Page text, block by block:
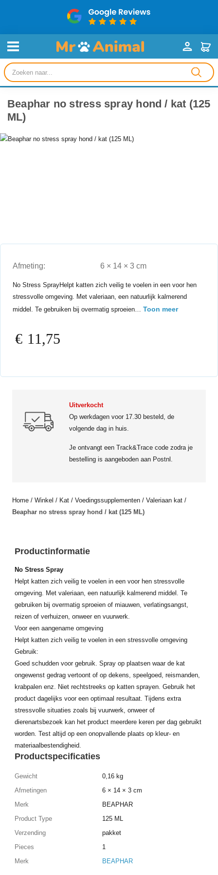
Producten
zoeken
Beaphar no stress spray hond / kat (125
ML)
Afmeting: 6 × 14 × 3 cm
No Stress SprayHelpt katten zich veilig te voelen in een voor hen
stressvolle omgeving. Met valeriaan, een natuurlijk kalmerend
middel. Te gebruiken bij overmatig sproeien… Toon meer
€ 11,75
Uitverkocht
Op werkdagen voor 17.30 besteld, de
volgende dag in huis.
Je ontvangt een Track&Trace code zodra je
bestelling is aangeboden aan Postnl.
Home / Winkel / Kat / Voedingssupplementen / Valeriaan kat /
Beaphar no stress spray hond / kat (125 ML)
Productinformatie
No Stress Spray
Helpt katten zich veilig te voelen in een voor hen stressvolle
omgeving. Met valeriaan, een natuurlijk kalmerend middel. Te
gebruiken bij overmatig sproeien of miauwen, verlatingsangst,
reizen of verhuizen, onweer en vuurwerk.
Voor een aangename omgeving
Helpt katten zich veilig te voelen in een stressvolle omgeving
Gebruik:
Goed schudden voor gebruik. Spray op plaatsen waar de kat
ongewenst gedrag vertoont of op dekens, speelgoed, reismanden,
krabpalen enz. Niet rechtstreeks op katten sprayen. Gebruik het
product dagelijks voor een optimaal resultaat. Tijdens extra
stressvolle situaties zoals bij vuurwerk, onweer of
dierenartsbezoek kan het product meerdere keren per dag gebruikt
worden. Test altijd op een onopvallende plaats op kleur- en
materiaalbestendigheid.
Productspecificaties
Gewicht
0,16 kg
Afmetingen
6 × 14 × 3 cm
Merk
BEAPHAR
Product Type
125 ML
Verzending
pakket
Pieces
1
Merk
BEAPHAR